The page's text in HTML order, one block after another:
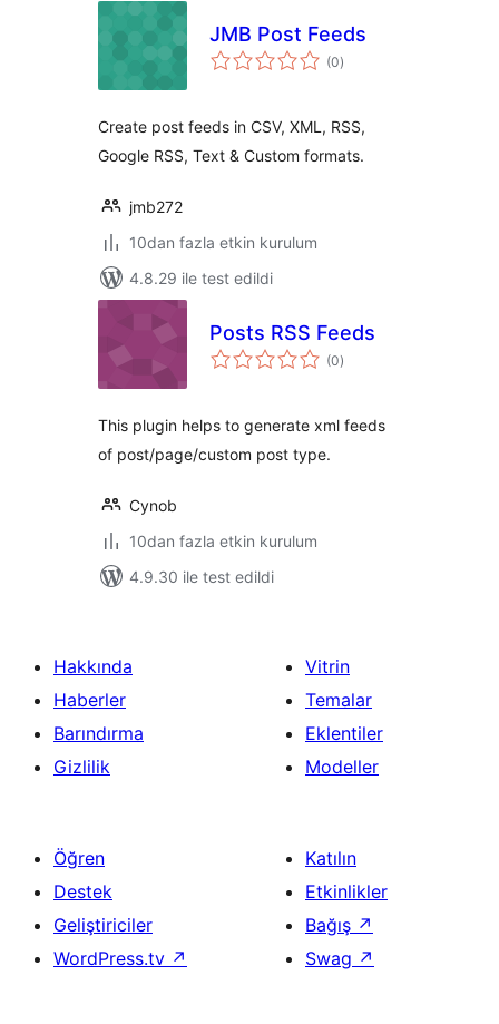
JMB Post Feeds
(0toplam
puan
)
Create post feeds in CSV, XML, RSS,
Google RSS, Text & Custom formats.
jmb272
10dan fazla etkin kurulum
4.8.29 ile test edildi
Posts RSS Feeds
(0toplam
puan
)
This plugin helps to generate xml feeds
of post/page/custom post type.
Cynob
10dan fazla etkin kurulum
4.9.30 ile test edildi
Hakkında
Haberler
Barındırma
Gizlilik
Vitrin
Temalar
Eklentiler
Modeller
Öğren
Destek
Geliştiriciler
WordPress.tv ↗
Katılın
Etkinlikler
Bağış ↗
Swag ↗